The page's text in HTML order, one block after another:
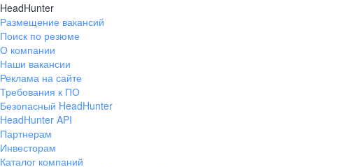
HeadHunter
Размещение вакансий
Поиск по резюме
О компании
Наши вакансии
Реклама на сайте
Требования к ПО
Безопасный HeadHunter
HeadHunter API
Партнерам
Инвесторам
Каталог компаний